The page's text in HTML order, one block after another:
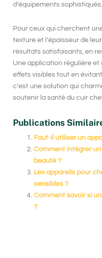
d’équipements sophistiqués.
Pour ceux qui cherchent
texture et l’épaisseur de
résultats satisfaisants, en
Une application régulière
effets visibles tout en
c’est une solution qui
soutenir la santé du cuir
Publications
Faut-il utiliser un
Comment intégrer
beauté ?
Les appareils pour
sensibles ?
Comment savoir si
?